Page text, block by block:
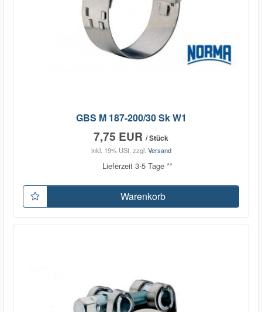
GBS M 187-200/30 Sk W1
7,75 EUR / Stück
inkl. 19% USt. zzgl. Versand
Lieferzeit 3-5 Tage **
Warenkorb